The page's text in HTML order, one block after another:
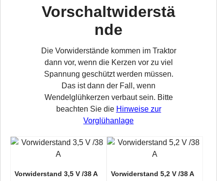
Vorschaltwiderstä
nde
Die Vorwiderstände kommen im Traktor
dann vor, wenn die Kerzen vor zu viel
Spannung geschützt werden müssen.
Das ist dann der Fall, wenn
Wendelglühkerzen verbaut sein. Bitte
beachten Sie die Hinweise zur
Vorglühanlage
Vorwiderstand 3,5 V /38 A
Vorwiderstand 5,2 V /38 A